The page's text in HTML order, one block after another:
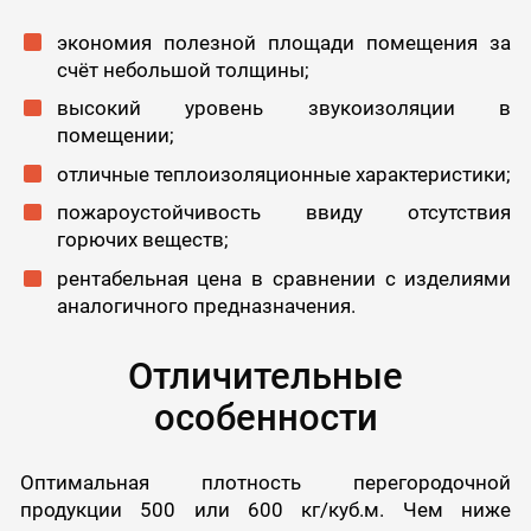
экономия полезной площади помещения за
счёт небольшой толщины;
высокий уровень звукоизоляции в
помещении;
отличные теплоизоляционные характеристики;
пожароустойчивость ввиду отсутствия
горючих веществ;
рентабельная цена в сравнении с изделиями
аналогичного предназначения.
Отличительные
особенности
Оптимальная плотность перегородочной
продукции 500 или 600 кг/куб.м. Чем ниже